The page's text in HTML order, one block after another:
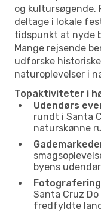
og kultursøgende.
deltage i lokale
tidspunkt at nyde
Mange rejsende
udforske
naturoplevelser i
Topaktiviteter i
Udendørs
rundt i Santa
naturskønne
byens
Santa Cruz
fredfyldte